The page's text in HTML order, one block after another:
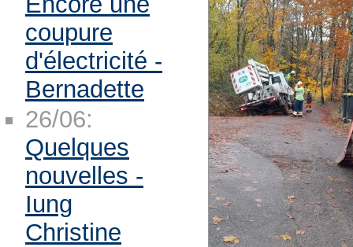
coupure
d'électricité -
Bernadette
26/06:
Quelques
nouvelles -
Iung
Christine